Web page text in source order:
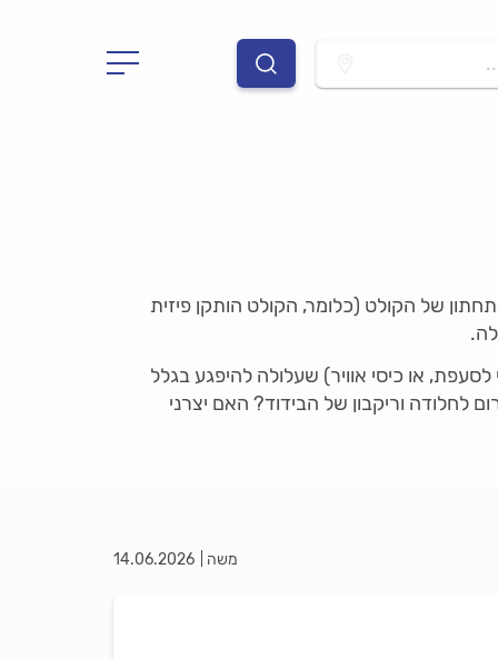
של הקולט (כלומר, הקולט הותקן פיזית
או כיסי אוויר) שעלולה להיפגע בגלל
לחלודה וריקבון של הבידוד? האם יצרני
משה 14.06.2026